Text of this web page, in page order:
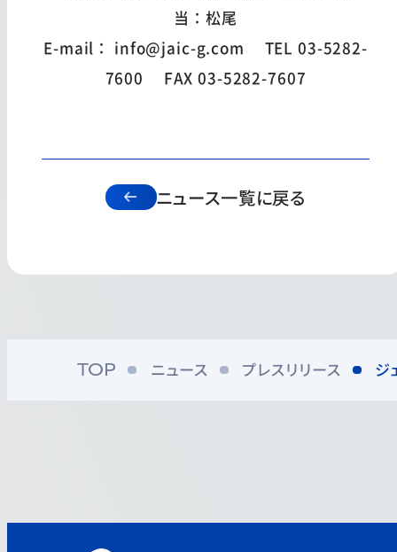
当：松尾
E-mail： info@jaic-g.com TEL 03-5282-
7600 FAX 03-5282-7607
ニュース一覧に戻る
TOP ニュース プレスリリース ジ